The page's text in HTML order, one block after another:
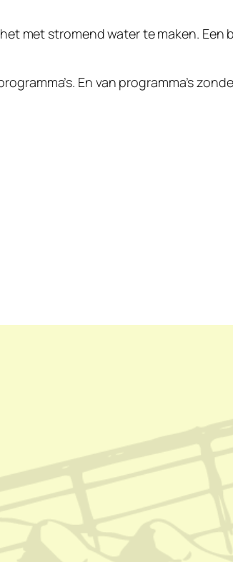
met stromend water te maken. Een
En van programma’s